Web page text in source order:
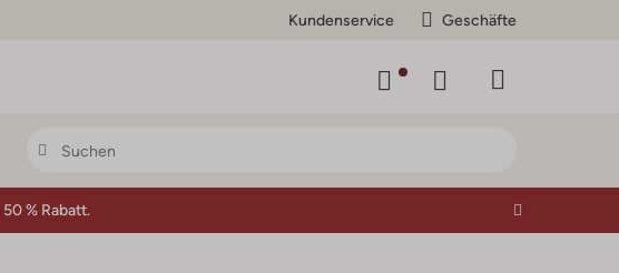
Kundenservice Geschäfte
50 % Rabatt.